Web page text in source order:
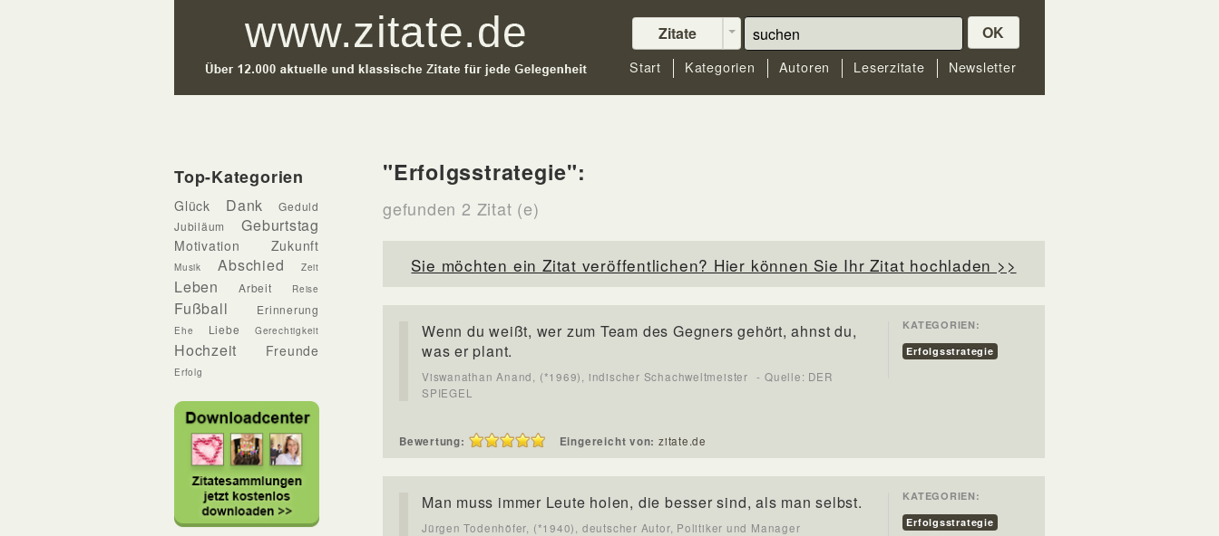
Zitate OK
Start Kategorien Autoren Leserzitate Newsletter
Top-Kategorien
Glück Dank
Geduld
Jubiläum
Geburtstag
Motivation Zukunft
Musik Abschied Zeit
Leben Arbeit Reise
Fußball Erinnerung
Ehe Liebe Gerechtigkeit
Hochzeit Freunde
Erfolg
"Erfolgsstrategie":
gefunden 2 Zitat (e)
Sie möchten ein Zitat veröffentlichen? Hier können Sie Ihr Zitat hochladen >>
Wenn du weißt, wer zum Team des Gegners gehört, ahnst du,
was er plant.
Viswanathan Anand, (*1969), indischer Schachweltmeister
- Quelle: DER
SPIEGEL
KATEGORIEN:
Erfolgsstrategie
Bewertung: Eingereicht von: zitate.de
Man muss immer Leute holen, die besser sind, als man selbst.
Jürgen Todenhöfer, (*1940), deutscher Autor, Politiker und Manager
KATEGORIEN:
Erfolgsstrategie